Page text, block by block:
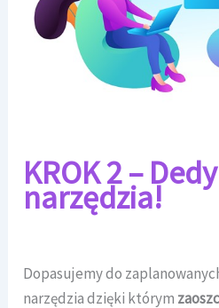
KROK 2 –
narzędzia!
Dopasujemy do
narzędzia dzięki którym